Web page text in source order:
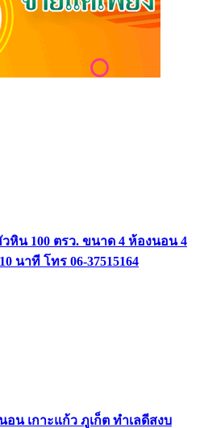
หิน 100 ตรว. ขนาด 4 ห้องนอน 4
นาที โทร 06-37515164
อน เกาะแก้ว ภูเก็ต ทำเลดีสงบ